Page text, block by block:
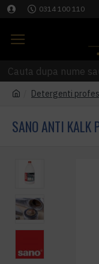
0314 100 110
Detergenti
SANO ANTI KALK